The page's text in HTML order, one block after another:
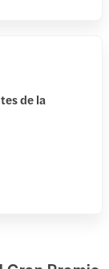
de la